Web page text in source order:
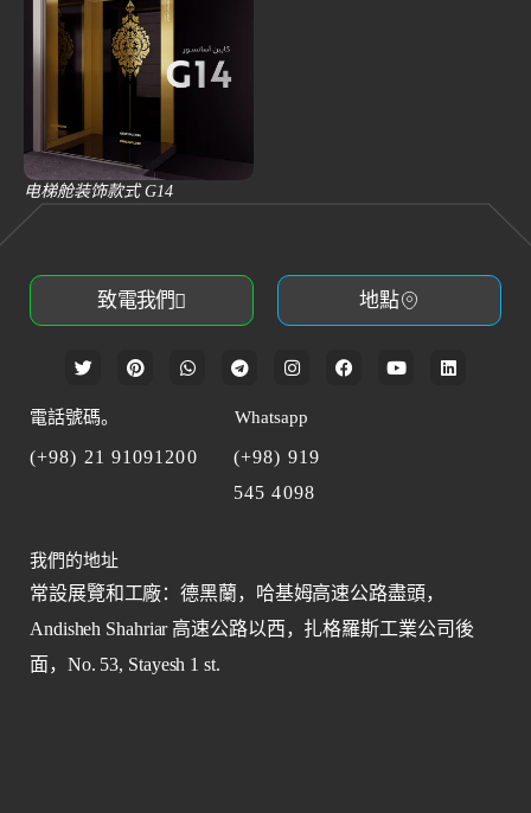
电梯舱装饰款式 G14
致電我們 地點
電話號碼。 Whatsapp
(+98) 21 91091200
(+98) 919
545 4098
我們的地址
常設展覽和工廠：德黑蘭，哈基姆高速公路盡頭，
Andisheh Shahriar 高速公路以西，扎格羅斯工業公司後
面，No. 53, Stayesh 1 st.